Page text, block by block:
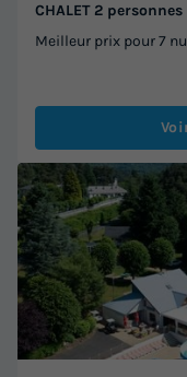
CHALET 2 personnes
Meilleur prix pour 7